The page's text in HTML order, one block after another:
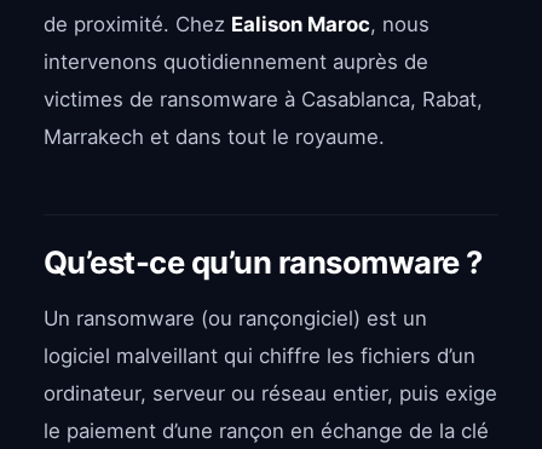
de proximité. Chez Ealison Maroc, nous
intervenons quotidiennement auprès de
victimes de ransomware à Casablanca, Rabat,
Marrakech et dans tout le royaume.
Qu’est-ce qu’un ransomware ?
Un ransomware (ou rançongiciel) est un
logiciel malveillant qui chiffre les fichiers d’un
ordinateur, serveur ou réseau entier, puis exige
le paiement d’une rançon en échange de la clé